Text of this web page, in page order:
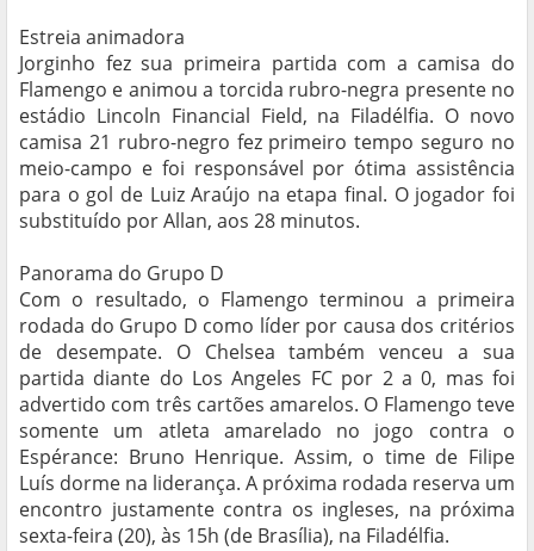
Estreia animadora
Jorginho fez sua primeira partida com a camisa do
Flamengo e animou a torcida rubro-negra presente no
estádio Lincoln Financial Field, na Filadélfia. O novo
camisa 21 rubro-negro fez primeiro tempo seguro no
meio-campo e foi responsável por ótima assistência
para o gol de Luiz Araújo na etapa final. O jogador foi
substituído por Allan, aos 28 minutos.
Panorama do Grupo D
Com o resultado, o Flamengo terminou a primeira
rodada do Grupo D como líder por causa dos critérios
de desempate. O Chelsea também venceu a sua
partida diante do Los Angeles FC por 2 a 0, mas foi
advertido com três cartões amarelos. O Flamengo teve
somente um atleta amarelado no jogo contra o
Espérance: Bruno Henrique. Assim, o time de Filipe
Luís dorme na liderança. A próxima rodada reserva um
encontro justamente contra os ingleses, na próxima
sexta-feira (20), às 15h (de Brasília), na Filadélfia.